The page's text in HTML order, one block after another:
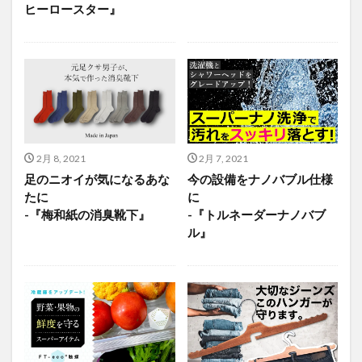
ヒーロースター』
2月 8, 2021
足のニオイが気になるあな
たに
-『梅和紙の消臭靴下』
2月 7, 2021
今の設備をナノバブル仕様
に
-『トルネーダーナノバブ
ル』